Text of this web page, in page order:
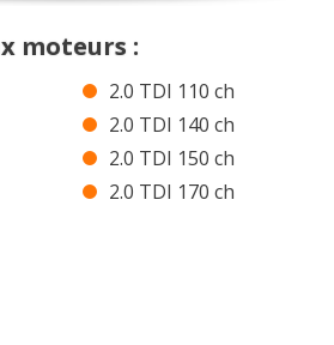
moteurs :
2.0 TDI 110 ch
2.0 TDI 140 ch
2.0 TDI 150 ch
2.0 TDI 170 ch